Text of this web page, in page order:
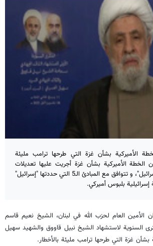
الأميركية بشأن غزة التي طرحها ترامب مليئة
الخطة الأميركية بشأن غزة أجريت عليها تعديلات
تتناسب مع مصالح "إسرائيل"، و تتوافق مع المبادئ الـ5 التي حددتها "إسرائيل"
بلبوس أميركي.
الأمين العام لحزب الله في لبنان، الشيخ نعيم قاسم
السنوية لاستشهاد الشيخ نبيل قاووق والشهيد سهيل
غزة التي طرحها ترامب مليئة بالأخطار.